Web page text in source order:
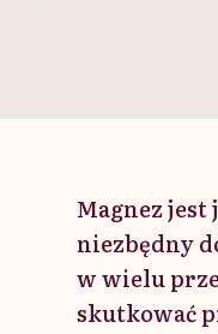
Magnez
niezbędny
w wielu
skutkować